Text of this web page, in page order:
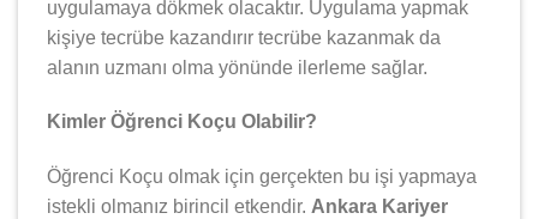
uygulamaya dökmek olacaktır. Uygulama yapmak
kişiye tecrübe kazandırır tecrübe kazanmak da
alanın uzmanı olma yönünde ilerleme sağlar.
Kimler Öğrenci Koçu Olabilir?
Öğrenci Koçu olmak için gerçekten bu işi yapmaya
istekli olmanız birincil etkendir. Ankara Kariyer